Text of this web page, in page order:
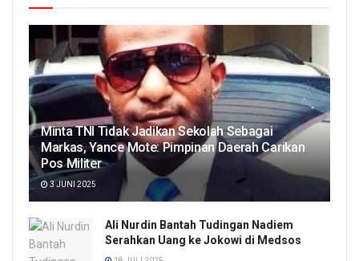
Minta TNI Tidak Jadikan Sekolah Sebagai
Markas, Yance Mote: Pimpinan Daerah Carikan
Pos Militer
3 JUNI 2025
Ali Nurdin Bantah Tudingan Nadiem
Serahkan Uang ke Jokowi di Medsos